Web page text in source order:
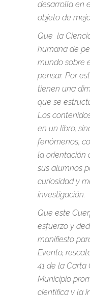
desarrolla en
objeto de
Que la
humana de
mundo sobre
pensar. Por
tienen una
que se
Los
en un libro,
fenómenos,
la orientación
sus alumnos
curiosidad y
investigación.
Que este
esfuerzo y
manifiesto
Evento,
41 de la Carta
Municipio
científica y la